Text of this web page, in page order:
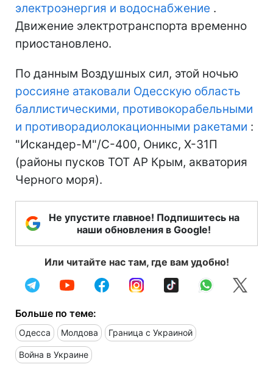
электроэнергия и водоснабжение .
Движение электротранспорта временно
приостановлено.
По данным Воздушных сил, этой ночью
россияне атаковали Одесскую область
баллистическими, противокорабельными
и противорадиолокационными ракетами :
"Искандер-М"/С-400, Оникс, Х-31П
(районы пусков ТОТ АР Крым, акватория
Черного моря).
Не упустите главное! Подпишитесь на
наши обновления в Google!
Или читайте нас там, где вам удобно!
Больше по теме:
Одесса Молдова Граница с Украиной
Война в Украине